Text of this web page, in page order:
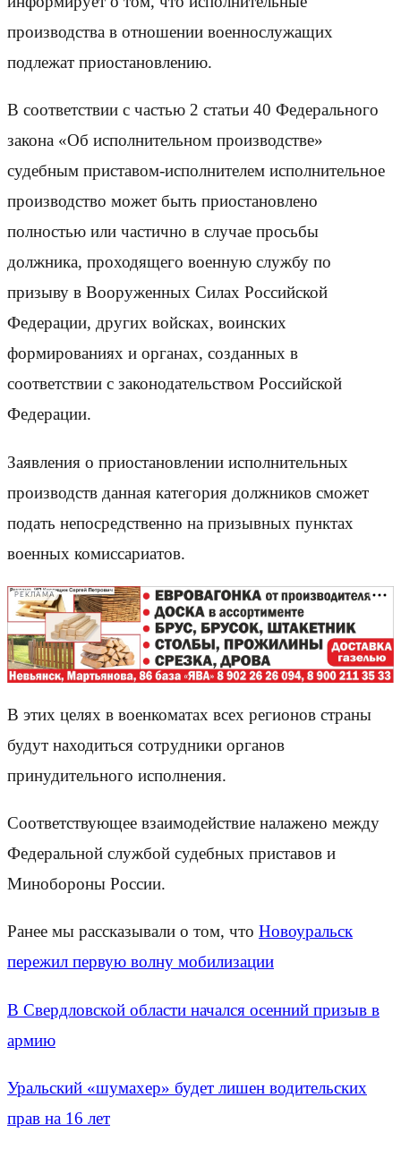
производства в отношении военнослужащих
подлежат приостановлению.
В соответствии с частью 2 статьи 40 Федерального
закона «Об исполнительном производстве»
судебным приставом-исполнителем исполнительное
производство может быть приостановлено
полностью или частично в случае просьбы
должника, проходящего военную службу по
призыву в Вооруженных Силах Российской
Федерации, других войсках, воинских
формированиях и органах, созданных в
соответствии с законодательством Российской
Федерации.
Заявления о приостановлении исполнительных
производств данная категория должников сможет
подать непосредственно на призывных пунктах
военных комиссариатов.
РЕКЛАМА
В этих целях в военкоматах всех регионов страны
будут находиться сотрудники органов
принудительного исполнения.
Соответствующее взаимодействие налажено между
Федеральной службой судебных приставов и
Минобороны России.
Ранее мы рассказывали о том, что Новоуральск
пережил первую волну мобилизации
В Свердловской области начался осенний призыв в
армию
Уральский «шумахер» будет лишен водительских
прав на 16 лет